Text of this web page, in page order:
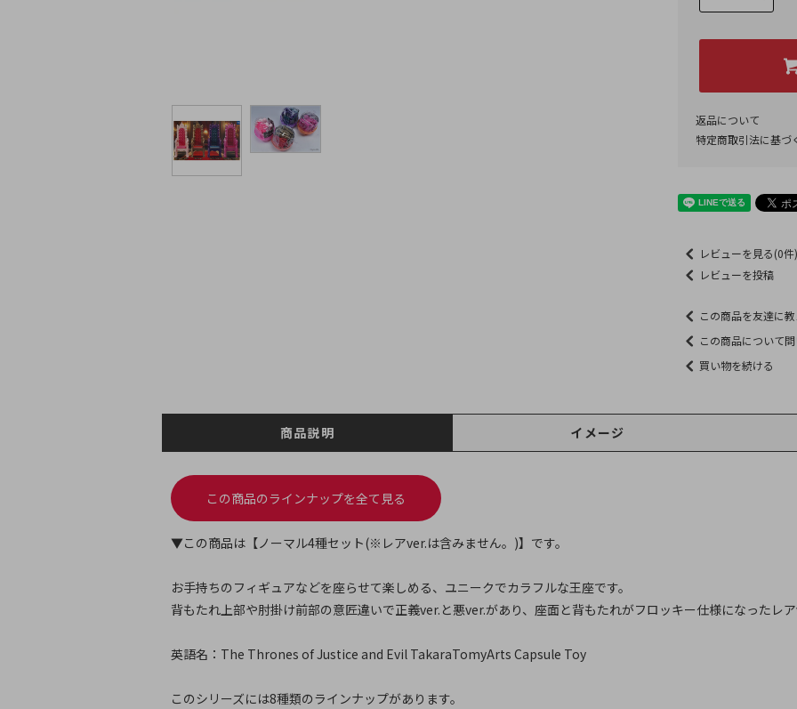
返品について
特定商取引法に基づ
レビューを見る(0件)
レビューを投稿
この商品を友達に教
この商品について
買い物を続ける
商品説明 イメージ
この商品のラインナップを全て見る
▼この商品は【ノーマル4種セット(※レアver.は含みません。)】です。
お手持ちのフィギュアなどを座らせて楽しめる、ユニークでカラフルな王座です。
背もたれ上部や肘掛け前部の意匠違いで正義ver.と悪ver.があり、座面と背もたれがフロッキー仕様になったレ
英語名：The Thrones of Justice and Evil TakaraTomyArts Capsule Toy
このシリーズには8種類のラインナップがあります。